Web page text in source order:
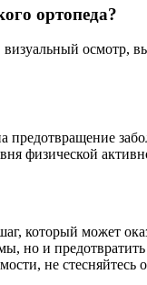
ортопеда?
физической
который может
но и
не стесняйтесь